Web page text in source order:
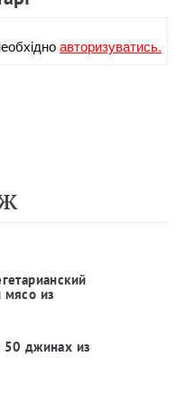
авторизуватись.
мясо из
50 джинах из